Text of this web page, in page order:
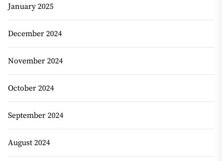
January 2025
December 2024
November 2024
October 2024
September 2024
August 2024